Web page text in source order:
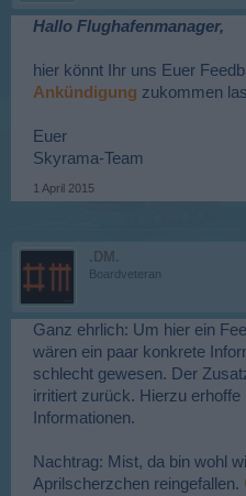
Hallo Flughafenmanager,
hier könnt Ihr uns Euer
Ankündigung zukommen
Euer
Skyrama-Team
1 April 2015
.DM.
Boardveteran
Ganz ehrlich: Um hier ein
wären ein paar konkrete
schlecht gewesen. Der
irritiert zurück. Hierzu erhoffe
Informationen.
Nachtrag: Mist, da bin wohl
Aprilscherzchen reingefallen.